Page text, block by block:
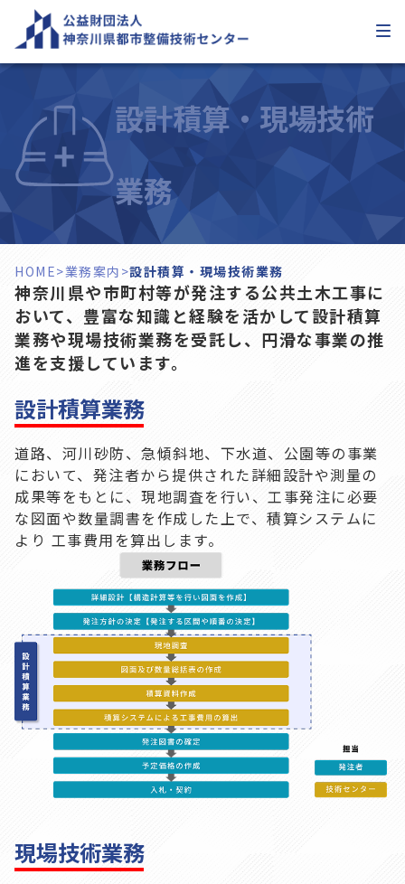
を
設計積算・現場技術
業務
HOME>業務案内 >設計積算・現場技術業務
神奈川県や市町村等が発注する公共土木工事に
おいて、豊富な知識と経験を活かして設計積算
業務や現場技術業務を受託し、円滑な事業の推
進を支援しています。
設計積算業務
道路、河川砂防、急傾斜地、下水道、公園等の事業
において、発注者から提供された詳細設計や測量の
成果等をもとに、現地調査を行い、工事発注に必要
な図面や数量調書を作成した上で、積算システムに
より 工事費用を算出します。
現場技術業務